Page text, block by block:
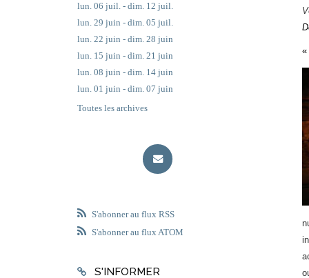
lun. 06 juil. - dim. 12 juil.
lun. 29 juin - dim. 05 juil.
lun. 22 juin - dim. 28 juin
lun. 15 juin - dim. 21 juin
lun. 08 juin - dim. 14 juin
lun. 01 juin - dim. 07 juin
Toutes les archives
S'abonner au flux RSS
S'abonner au flux ATOM
S'INFORMER
«